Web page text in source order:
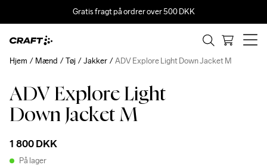
Gratis fragt på ordrer over 500 DKK
ADV Explore Light
Down Jacket M
1 800 DKK
På lager
Hjem Mænd Tøj Jakker ADV Explore Light Down Jacket M